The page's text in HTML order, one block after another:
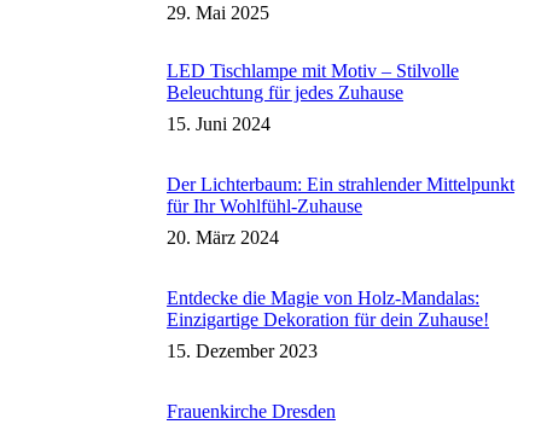
29. Mai 2025
LED Tischlampe mit Motiv – Stilvolle
Beleuchtung für jedes Zuhause
15. Juni 2024
Der Lichterbaum: Ein strahlender Mittelpunkt
für Ihr Wohlfühl-Zuhause
20. März 2024
Entdecke die Magie von Holz-Mandalas:
Einzigartige Dekoration für dein Zuhause!
15. Dezember 2023
Frauenkirche Dresden